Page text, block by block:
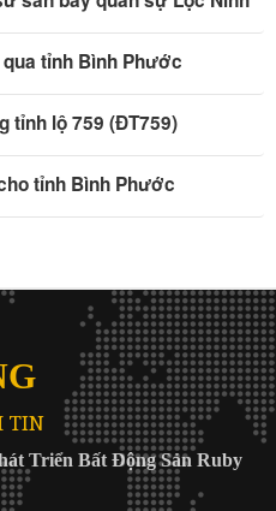
tỉnh Bình Phước
tỉnh lộ 759 (ĐT759)
tỉnh Bình Phước
TIN
Triển Bất Động Sản Ruby